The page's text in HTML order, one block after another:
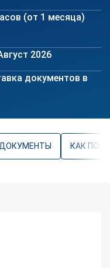
(от 1 месяца)
2026
документов в
КАК